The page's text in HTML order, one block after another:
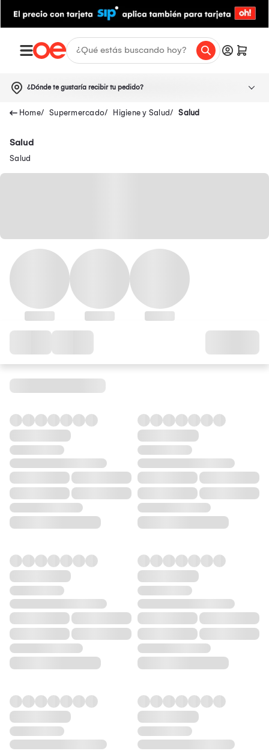
¿Dónde te gustaría recibir tu pedido?
Supermercado Higiene y Salud Salud
Salud
Salud